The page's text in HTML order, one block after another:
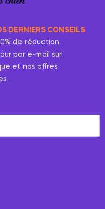
DERNIERS CONSEILS
de réduction.
par e-mail sur
et nos offres